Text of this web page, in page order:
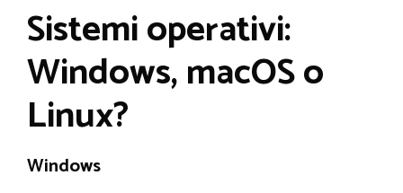
Sistemi operativi:
Windows, macOS o
Linux?
Windows